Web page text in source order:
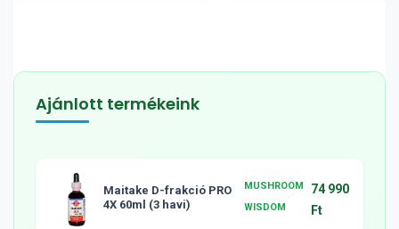
Ajánlott termékeink
Maitake D-frakció PRO
4X 60ml (3 havi)
MUSHROOM
WISDOM
74 990
Ft